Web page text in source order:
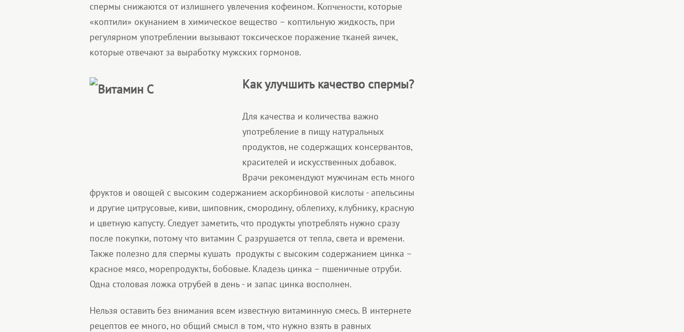
спермы снижаются от излишнего увлечения кофеином. Копчености, которые
«коптили» окунанием в химическое вещество – коптильную жидкость, при
регулярном употреблении вызывают токсическое поражение тканей яичек,
которые отвечают за выработку мужских гормонов.
Как улучшить качество спермы?
Для качества и количества важно
употребление в пищу натуральных
продуктов, не содержащих консервантов,
красителей и искусственных добавок.
Врачи рекомендуют мужчинам есть много
фруктов и овощей с высоким содержанием аскорбиновой кислоты - апельсины
и другие цитрусовые, киви, шиповник, смородину, облепиху, клубнику, красную
и цветную капусту. Следует заметить, что продукты употреблять нужно сразу
после покупки, потому что витамин С разрушается от тепла, света и времени.
Также полезно для спермы кушать продукты с высоким содержанием цинка –
красное мясо, морепродукты, бобовые. Кладезь цинка – пшеничные отруби.
Одна столовая ложка отрубей в день - и запас цинка восполнен.
Нельзя оставить без внимания всем известную витаминную смесь. В интернете
рецептов ее много, но общий смысл в том, что нужно взять в равных